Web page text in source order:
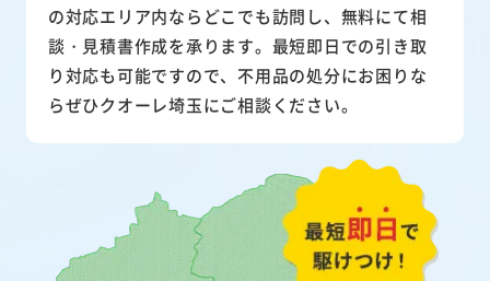
の対応エリア内ならどこでも訪問し、無料にて相
談・見積書作成を承ります。最短即日での引き取
り対応も可能ですので、不用品の処分にお困りな
らぜひクオーレ埼玉にご相談ください。